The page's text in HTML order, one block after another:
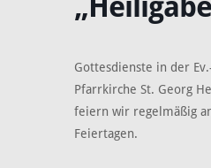
Gottesdienste in der
Pfarrkirche St. Georg
feiern wir regelmäßig
Feiertagen.